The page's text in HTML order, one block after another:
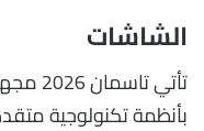
الشاشات
تأتي
بأنظمة تكنولوجية